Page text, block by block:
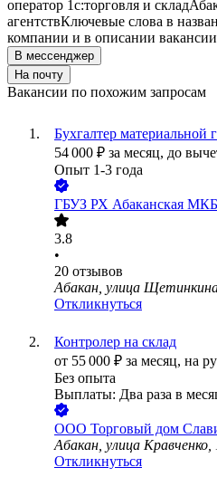
оператор 1с:торговля и склад
агентствКлючевые слова в
компании и в описании вакансии
В мессенджер
На почту
Вакансии по похожим запросам
Бухгалтер материальной
54 000 ₽ за месяц, до
Опыт 1-3 года
ГБУЗ РХ Абаканская МКБ
3.8
•
20 отзывов
Абакан, улица
Откликнуться
Контролер на склад
от 55 000 ₽ за месяц, на
Без опыта
Выплаты: Два раза в
ООО Торговый дом
Абакан, улица Кравченко,
Откликнуться